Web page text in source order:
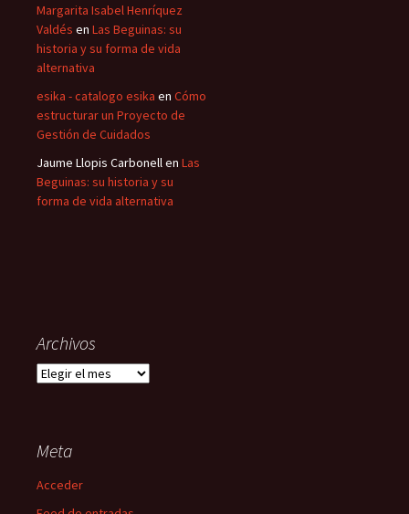
Margarita Isabel Henríquez
Valdés en Las Beguinas: su
historia y su forma de vida
alternativa
esika - catalogo esika en Cómo
estructurar un Proyecto de
Gestión de Cuidados
Jaume Llopis Carbonellen Las
Beguinas: su historia y su
forma de vida alternativa
Archivos
Archivos
Meta
Acceder